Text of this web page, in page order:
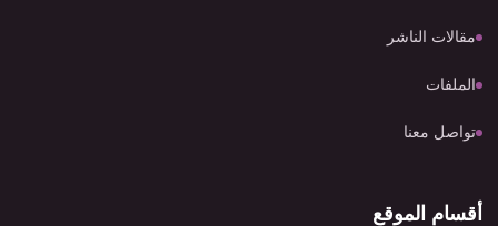
مقالات الناشر
الملفات
تواصل معنا
أقسام الموقع